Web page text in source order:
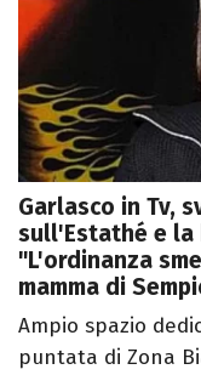
Garlasco in Tv,
sull'Estathé e
"L'ordinanza
mamma di
Ampio spazio
puntata di Zona